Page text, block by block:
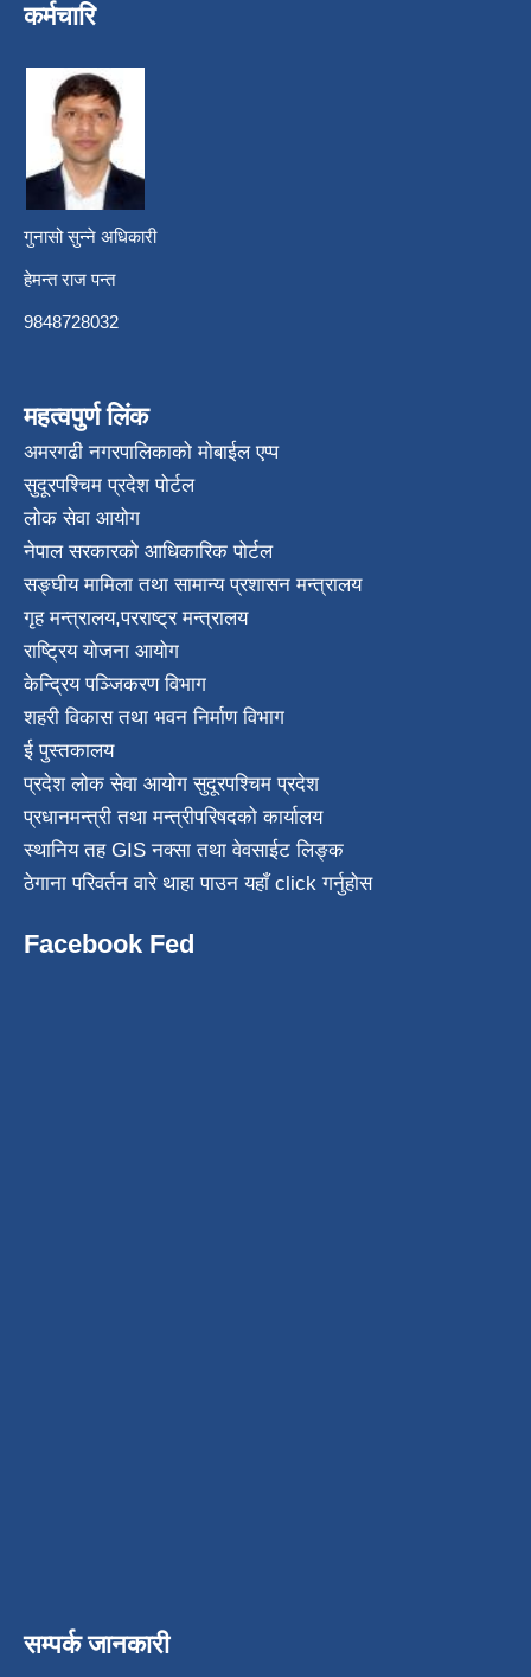
कर्मचारि
गुनासो सुन्ने अधिकारी
हेमन्त राज पन्त
9848728032
महत्वपुर्ण लिंक
अमरगढी नगरपालिकाको मोबाईल एप्प
सुदूरपश्चिम प्रदेश पोर्टल
लोक सेवा आयोग
नेपाल सरकारको आधिकारिक पोर्टल
सङ्घीय मामिला तथा सामान्य प्रशासन मन्त्रालय
गृह मन्त्रालय,परराष्ट्र मन्त्रालय
राष्ट्रिय योजना आयोग
केन्द्रिय पञ्जिकरण विभाग
शहरी विकास तथा भवन निर्माण विभाग
ई पुस्तकालय
प्रदेश लोक सेवा आयोग सुदूरपश्चिम प्रदेश
प्रधानमन्त्री तथा मन्त्रीपरिषदको कार्यालय
स्थानिय तह GIS नक्सा तथा वेवसाईट लिङ्क
ठेगाना परिवर्तन वारे थाहा पाउन यहाँ click गर्नुहोस
Facebook Fed
सम्पर्क जानकारी